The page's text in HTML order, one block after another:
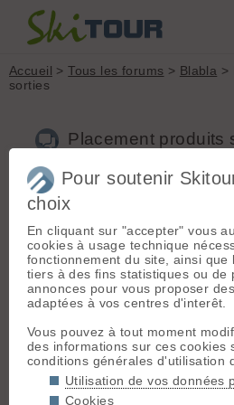
Accueil >Tous les forums > Blabla >
sorties
Placement produits
Nouveau sujet
Voir tous les sujets
Nicom- Le 08/11/2019 14:35
christophe julien a dit :
En même temps qui veut
avec des Z.g? pas grand
monde....
Pour soutenir
choix
En cliquant sur "accepter" vous
cookies à usage technique
fonctionnement du site, ainsi que
tiers à des fins statistiques ou de
annonces pour vous proposer
adaptées à vos centres d'interêt.
Vous pouvez à tout moment
des informations sur ces cookies
conditions générales d'utilisation
Utilisation de vos données
Cookies